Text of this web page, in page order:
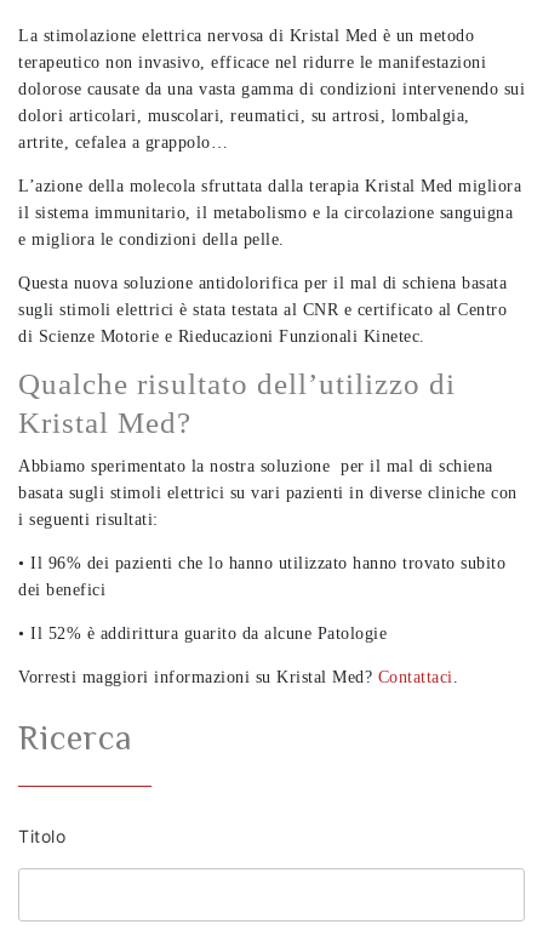
La stimolazione elettrica nervosa di Kristal Med è un metodo
terapeutico non invasivo, efficace nel ridurre le manifestazioni
dolorose causate da una vasta gamma di condizioni intervenendo sui
dolori articolari, muscolari, reumatici, su artrosi, lombalgia,
artrite, cefalea a grappolo…
L’azione della molecola sfruttata dalla terapia Kristal Med migliora
il sistema immunitario, il metabolismo e la circolazione sanguigna
e migliora le condizioni della pelle.
Questa nuova soluzione antidolorifica per il mal di schiena basata
sugli stimoli elettrici è stata testata al CNR e certificato al Centro
di Scienze Motorie e Rieducazioni Funzionali Kinetec.
Qualche risultato dell’utilizzo di
Kristal Med?
Abbiamo sperimentato la nostra soluzione per il mal di schiena
basata sugli stimoli elettrici su vari pazienti in diverse cliniche con
i seguenti risultati:
• Il 96% dei pazienti che lo hanno utilizzato hanno trovato subito
dei benefici
• Il 52% è addirittura guarito da alcune Patologie
Vorresti maggiori informazioni su Kristal Med? Contattaci
Ricerca
Titolo